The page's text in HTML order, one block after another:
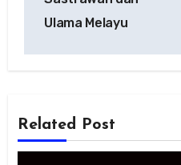
Ulama Melayu
Related Post